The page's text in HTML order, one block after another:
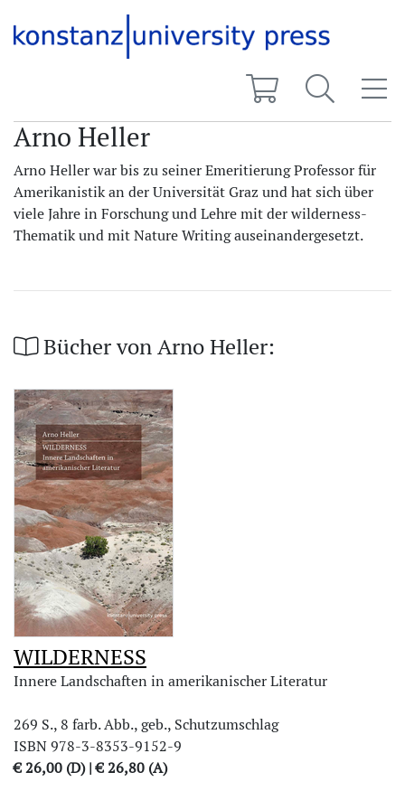
Arno Heller
Arno Heller war bis zu seiner Emeritierung Professor für
Amerikanistik an der Universität Graz und hat sich über
viele Jahre in Forschung und Lehre mit der wilderness-
Thematik und mit Nature Writing auseinandergesetzt.
Bücher von Arno Heller:
WILDERNESS
Innere Landschaften in amerikanischer Literatur
269 S., 8 farb. Abb., geb., Schutzumschlag
ISBN 978-3-8353-9152-9
€ 26,00 (D) | € 26,80 (A)